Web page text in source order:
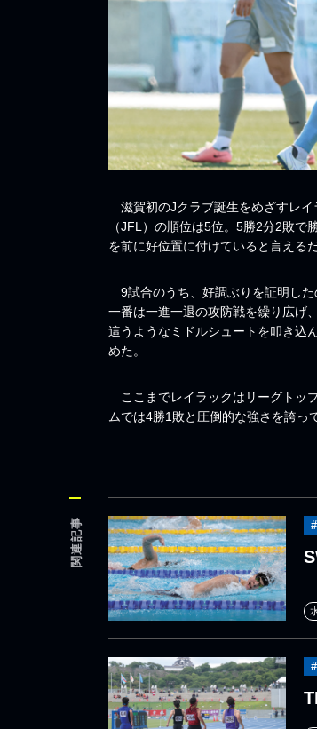
滋賀初のJクラブ誕生をめざすレイ
（JFL）の順位は5位。5勝2分2敗
を前に好位置に付けていると言えるだ
9試合のうち、好調ぶりを証明し
一番は一進一退の攻防戦を繰り広げ
這うようなミドルシュートを叩き込
めた。
ここまでレイラックはリーグトッ
ムでは4勝1敗と圧倒的な強さを誇っ
関連記事